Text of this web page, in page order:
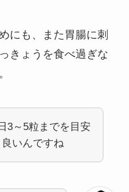
にも、また胃腸に刺
きょうを食べ過ぎな
3～5粒までを目安
いんですね